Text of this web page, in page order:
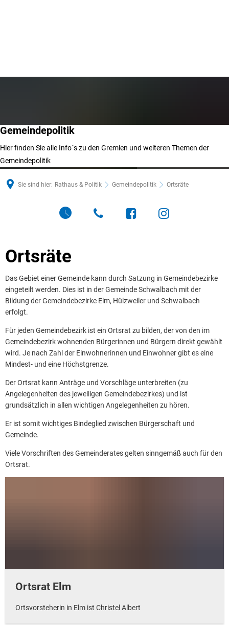
Gemeindepolitik
Hier finden Sie alle Info´s zu den Gremien und weiteren Themen der
Gemeindepolitik
Sie sind hier: Rathaus & Politik Gemeindepolitik Ortsräte
Ortsräte
Ortsräte
Das Gebiet einer Gemeinde kann durch Satzung in Gemeindebezirke
eingeteilt werden. Dies ist in der Gemeinde Schwalbach mit der
Bildung der Gemeindebezirke Elm, Hülzweiler und Schwalbach
erfolgt.
Für jeden Gemeindebezirk ist ein Ortsrat zu bilden, der von den im
Gemeindebezirk wohnenden Bürgerinnen und Bürgern direkt gewählt
wird. Je nach Zahl der Einwohnerinnen und Einwohner gibt es eine
Mindest- und eine Höchstgrenze.
Der Ortsrat kann Anträge und Vorschläge unterbreiten (zu
Angelegenheiten des jeweiligen Gemeindebezirkes) und ist
grundsätzlich in allen wichtigen Angelegenheiten zu hören.
Er ist somit wichtiges Bindeglied zwischen Bürgerschaft und
Gemeinde.
Viele Vorschriften des Gemeinderates gelten sinngemäß auch für den
Ortsrat.
Ortsrat Elm
Ortsvorsteherin in Elm ist Christel Albert